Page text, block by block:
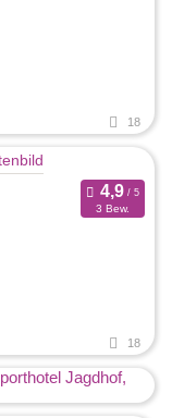
18
3 Bew.
18